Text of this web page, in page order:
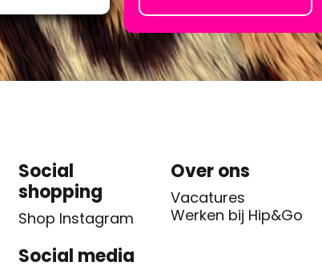
Social
shopping
Shop Instagram
Social media
Over ons
Vacatures
Werken bij Hip&Go